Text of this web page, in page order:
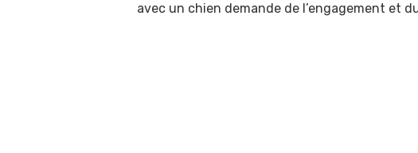
avec un chien demande de l’engagement et